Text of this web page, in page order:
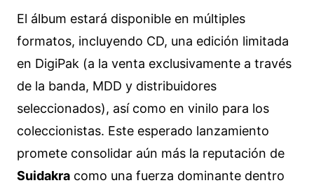
El álbum estará disponible en múltiples
formatos, incluyendo CD, una edición limitada
en DigiPak (a la venta exclusivamente a través
de la banda, MDD y distribuidores
seleccionados), así como en vinilo para los
coleccionistas. Este esperado lanzamiento
promete consolidar aún más la reputación de
Suidakra como una fuerza dominante dentro